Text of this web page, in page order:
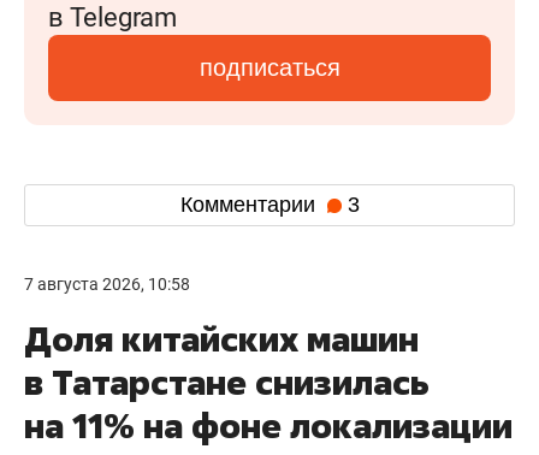
в Telegram
подписаться
Комментарии 3
7 августа 2026, 10:58
Доля китайских машин
в Татарстане снизилась
на 11% на фоне локализации